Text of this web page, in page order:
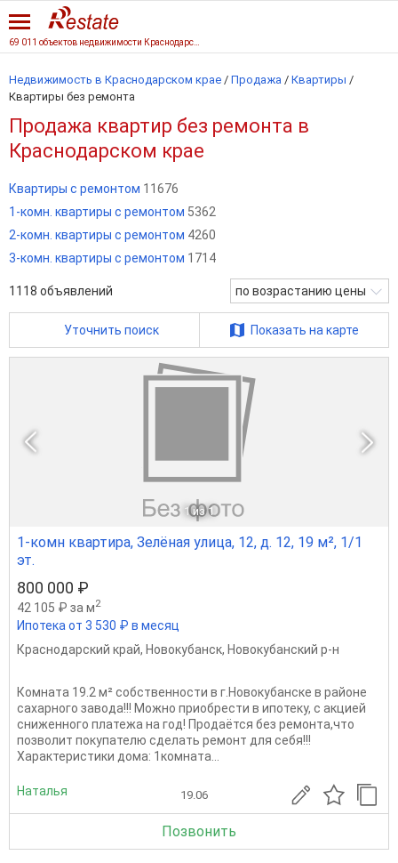
Недвижимость в Краснодарском крае / Продажа / Квартиры /
Квартиры без ремонта
Продажа квартир без ремонта в
Краснодарском крае
Квартиры с ремонтом 11676
1-комн. квартиры с ремонтом 5362
2-комн. квартиры с ремонтом 4260
3-комн. квартиры с ремонтом 1714
1118 объявлений по возрастанию цены
Уточнить поиск Показать на карте
1 из 1
1-комн квартира, Зелёная улица, 12, д. 12, 19 м², 1/1
эт.
800 000 ₽
42 105 ₽ за м2
Ипотека от 3 530 ₽ в месяц
Краснодарский край, Новокубанск, Новокубанский р-н
Комната 19.2 м² собственности в г.Новокубанске в районе
сахарного завода!!! Можно приобрести в ипотеку, с акцией
сниженного платежа на год! Продаётся без ремонта,что
позволит покупателю сделать ремонт для себя!!! ️
Характеристики дома: 1комната...
Наталья 19.06
Позвонить